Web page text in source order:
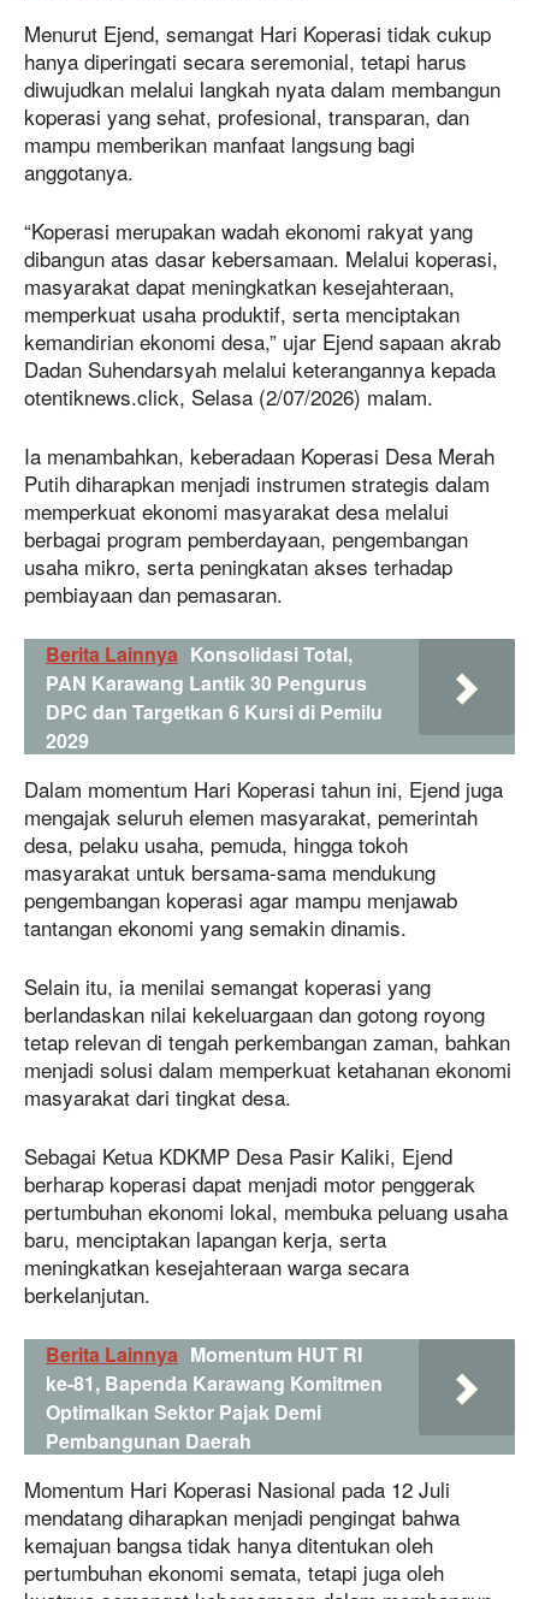
Menurut Ejend, semangat Hari Koperasi tidak cukup
hanya diperingati secara seremonial, tetapi harus
diwujudkan melalui langkah nyata dalam membangun
koperasi yang sehat, profesional, transparan, dan
mampu memberikan manfaat langsung bagi
anggotanya.
“Koperasi merupakan wadah ekonomi rakyat yang
dibangun atas dasar kebersamaan. Melalui koperasi,
masyarakat dapat meningkatkan kesejahteraan,
memperkuat usaha produktif, serta menciptakan
kemandirian ekonomi desa,” ujar Ejend sapaan akrab
Dadan Suhendarsyah melalui keterangannya kepada
otentiknews.click, Selasa (2/07/2026) malam.
Ia menambahkan, keberadaan Koperasi Desa Merah
Putih diharapkan menjadi instrumen strategis dalam
memperkuat ekonomi masyarakat desa melalui
berbagai program pemberdayaan, pengembangan
usaha mikro, serta peningkatan akses terhadap
pembiayaan dan pemasaran.
Berita Lainnya Konsolidasi Total,
PAN Karawang Lantik 30 Pengurus
DPC dan Targetkan 6 Kursi di Pemilu
2029
Dalam momentum Hari Koperasi tahun ini, Ejend juga
mengajak seluruh elemen masyarakat, pemerintah
desa, pelaku usaha, pemuda, hingga tokoh
masyarakat untuk bersama-sama mendukung
pengembangan koperasi agar mampu menjawab
tantangan ekonomi yang semakin dinamis.
Selain itu, ia menilai semangat koperasi yang
berlandaskan nilai kekeluargaan dan gotong royong
tetap relevan di tengah perkembangan zaman, bahkan
menjadi solusi dalam memperkuat ketahanan ekonomi
masyarakat dari tingkat desa.
Sebagai Ketua KDKMP Desa Pasir Kaliki, Ejend
berharap koperasi dapat menjadi motor penggerak
pertumbuhan ekonomi lokal, membuka peluang usaha
baru, menciptakan lapangan kerja, serta
meningkatkan kesejahteraan warga secara
berkelanjutan.
Berita Lainnya Momentum HUT RI
ke-81, Bapenda Karawang Komitmen
Optimalkan Sektor Pajak Demi
Pembangunan Daerah
Momentum Hari Koperasi Nasional pada 12 Juli
mendatang diharapkan menjadi pengingat bahwa
kemajuan bangsa tidak hanya ditentukan oleh
pertumbuhan ekonomi semata, tetapi juga oleh